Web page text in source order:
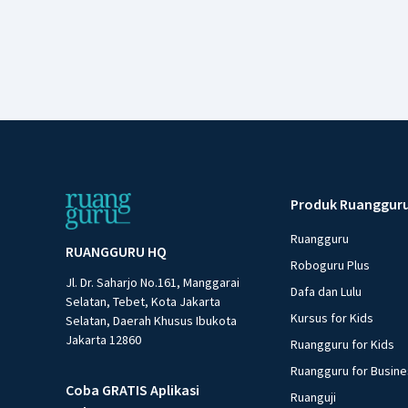
RUANGGURU HQ
Jl. Dr. Saharjo No.161, Manggarai
Selatan, Tebet, Kota Jakarta
Selatan, Daerah Khusus Ibukota
Jakarta 12860
Coba GRATIS Aplikasi
Produk
Ruangguru
Roboguru Plus
Dafa dan Lulu
Kursus for Kids
Ruangguru for Kids
Ruangguru for
Ruanguji